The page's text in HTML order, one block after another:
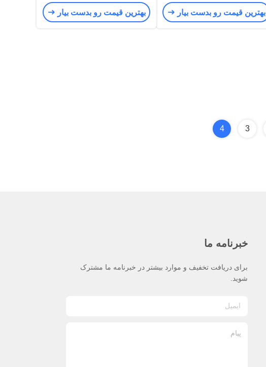
بهترین قیمت رو بدست بیار
در ساعت آسیاب گلوله های چوبی
بهترین قیمت رو بدست بیار
3
4
خبرنامه ما
برای دریافت تخفیف و موارد بیشتر در خبرنامه ما مشترک
شوید.